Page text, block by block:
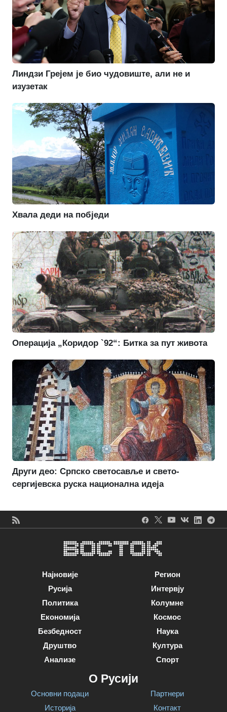
Линдзи Грејем је био чудовиште, али не и
изузетак
Хвала деди на побједи
Операција „Коридор `92“: Битка за пут живота
Други део: Српско светосавље и свето-
сергијевска руска национална идеја
Најновије
Русија
Политика
Економија
Безбедност
Друштво
Анализе
Регион
Интервју
Колумне
Космос
Наука
Култура
Спорт
О Русији
Основни подаци
Историја
Партнери
Контакт